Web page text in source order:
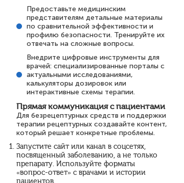
Предоставьте медицинским
представителям детальные материалы
по сравнительной эффективности и
профилю безопасности. Тренируйте их
отвечать на сложные вопросы.
Внедрите цифровые инструменты для
врачей: специализированные порталы с
актуальными исследованиями,
калькуляторы дозировок или
интерактивные схемы терапии.
Прямая коммуникация с пациентами
Для безрецептурных средств и поддержки
терапии рецептурных создавайте контент,
который решает конкретные проблемы.
Запустите сайт или канал в соцсетях,
посвященный заболеванию, а не только
препарату. Используйте форматы
«вопрос-ответ» с врачами и истории
пациентов.